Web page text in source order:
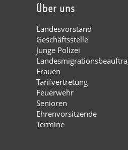
Über uns
Landesvorstand
Geschäftsstelle
Junge Polizei
Frauen
Tarifvertretung
Feuerwehr
Senioren
Ehrenvorsitzende
Termine